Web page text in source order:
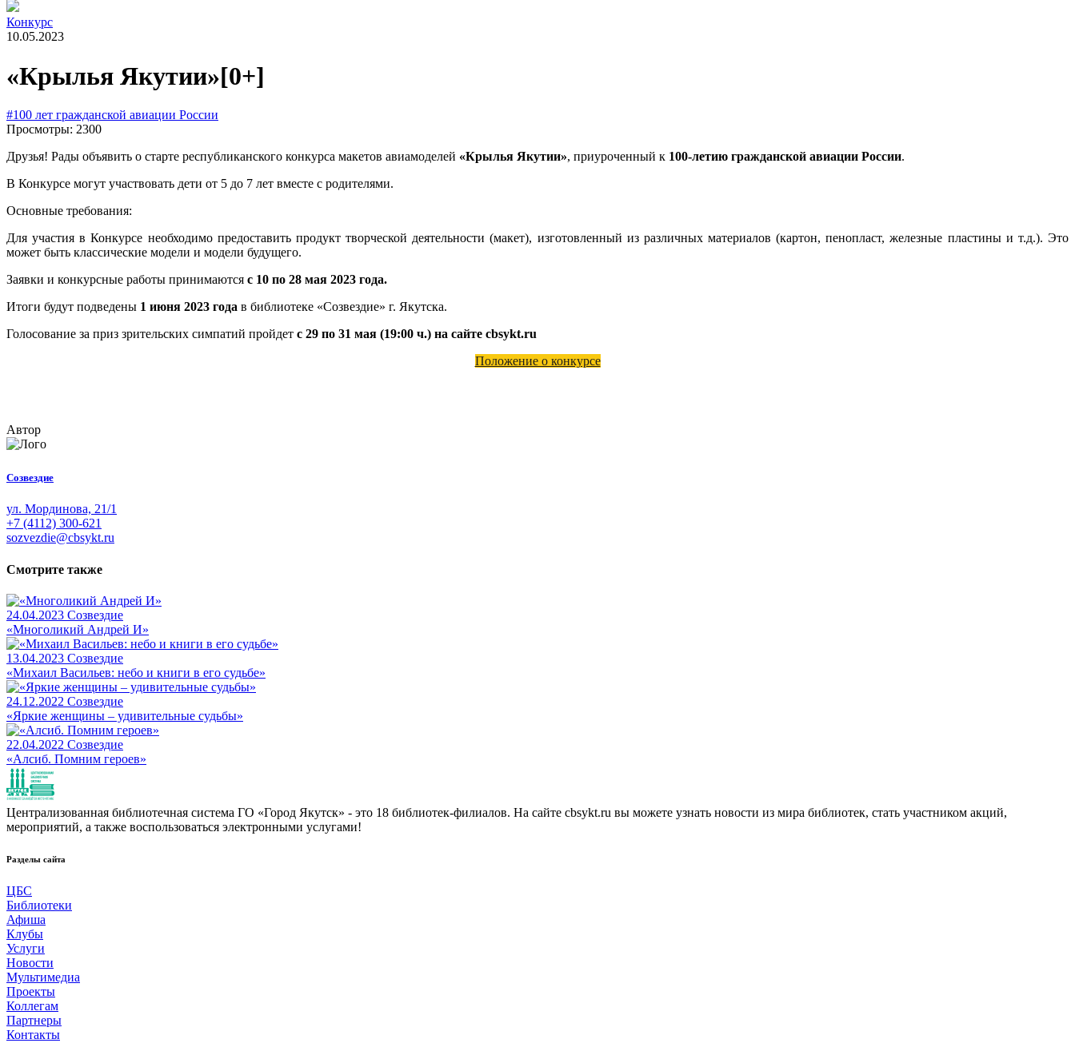
Конкурс
10.05.2023
«Крылья Якутии»[0+]
#100 лет гражданской авиации России
Просмотры: 2300
Друзья! Рады объявить о старте республиканского конкурса макетов авиамоделей «Крылья Якутии», приуроченный к 100-летию гражданской авиации России.
В Конкурсе могут участвовать дети от 5 до 7 лет вместе с родителями.
Основные требования:
Для участия в Конкурсе необходимо предоставить продукт творческой деятельности (макет), изготовленный из различных материалов (картон, пенопласт, железные пластины и т.д.). Это
может быть классические модели и модели будущего.
Заявки и конкурсные работы принимаются с 10 по 28 мая 2023 года.
Итоги будут подведены 1 июня 2023 года в библиотеке «Созвездие» г. Якутска.
Голосование за приз зрительских симпатий пройдет с 29 по 31 мая (19:00 ч.) на сайте cbsykt.ru
Положение о конкурсе
Автор
Созвездие
ул. Мординова, 21/1
+7 (4112) 300-621
sozvezdie@cbsykt.ru
Смотрите также
24.04.2023 Созвездие
«Многоликий Андрей И»
13.04.2023 Созвездие
«Михаил Васильев: небо и книги в его судьбе»
24.12.2022 Созвездие
«Яркие женщины – удивительные судьбы»
22.04.2022 Созвездие
«Алсиб. Помним героев»
Централизованная библиотечная система ГО «Город Якутск» - это 18 библиотек-филиалов. На сайте cbsykt.ru вы можете узнать новости из мира библиотек, стать участником акций,
мероприятий, а также воспользоваться электронными услугами!
Разделы сайта
ЦБС
Библиотеки
Афиша
Клубы
Услуги
Новости
Мультимедиа
Проекты
Коллегам
Партнеры
Контакты